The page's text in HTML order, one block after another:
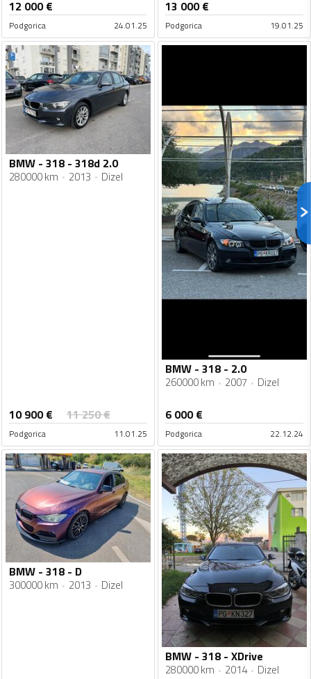
12 000€
Podgorica 24.01.25
13 000€
Podgorica 19.01.25
BMW - 318 - 318d 2.0
280000 km 2013 Dizel
10 900€ 11 250€
Podgorica 11.01.25
BMW - 318 - 2.0
260000 km 2007 Dizel
6 000€
Podgorica 22.12.24
BMW - 318 - D
300000 km 2013 Dizel
BMW - 318 - XDrive
280000 km 2014 Dizel